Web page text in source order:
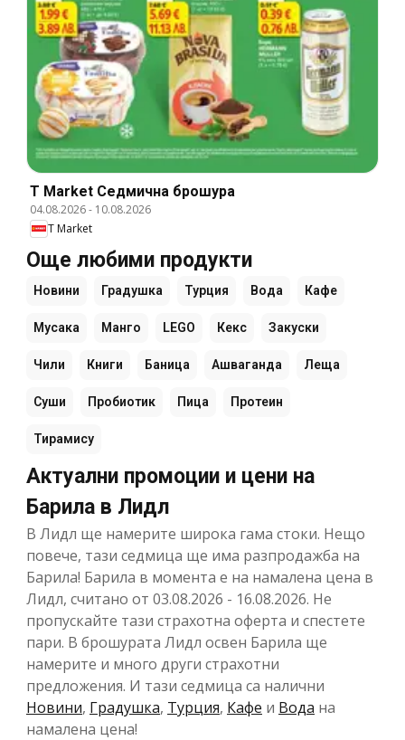
T Market Cедмична брошура
04.08.2026- 10.08.2026
T Market
Още любими продукти
Новини Градушка Турция Вода Кафе
Мусака Манго LEGO Кекс Закуски
Чили Книги Баница Ашваганда Леща
Суши Пробиотик Пица Протеин
Тирамису
Актуални промоции и цени на
Барила в Лидл
В Лидл ще намерите широка гама стоки. Нещо
повече, тази седмица ще има разпродажба на
Барила! Барила в момента е на намалена цена в
Лидл, считано от 03.08.2026 - 16.08.2026. Не
пропускайте тази страхотна оферта и спестете
пари. В брошурата Лидл освен Барила ще
намерите и много други страхотни
предложения. И тази седмица са налични
Новини, Градушка, Турция, Кафе и Вода на
намалена цена!